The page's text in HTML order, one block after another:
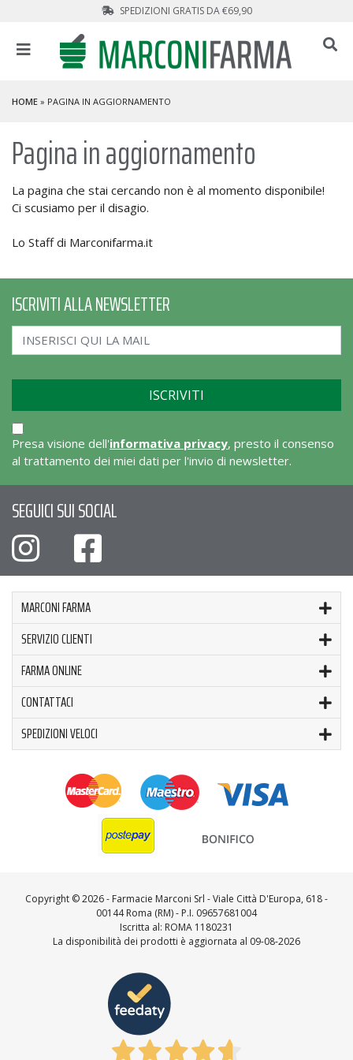
SPEDIZIONI GRATIS DA €69,90
HOME » PAGINA IN AGGIORNAMENTO
Pagina in aggiornamento
La pagina che stai cercando non è al momento disponibile!
Ci scusiamo per il disagio.
Lo Staff di Marconifarma.it
ISCRIVITI ALLA NEWSLETTER
Presa visione dell'informativa privacy, presto il consenso
al trattamento dei miei dati per l'invio di newsletter.
SEGUICI SUI SOCIAL
MARCONI FARMA
SERVIZIO CLIENTI
FARMA ONLINE
CONTATTACI
SPEDIZIONI VELOCI
Copyright ©2026 - Farmacie Marconi Srl - Viale Città D'Europa, 618 -
00144 Roma (RM) - P.I. 09657681004
Iscritta al: ROMA 1180231
La disponibilità dei prodotti è aggiornata al 09-08-2026